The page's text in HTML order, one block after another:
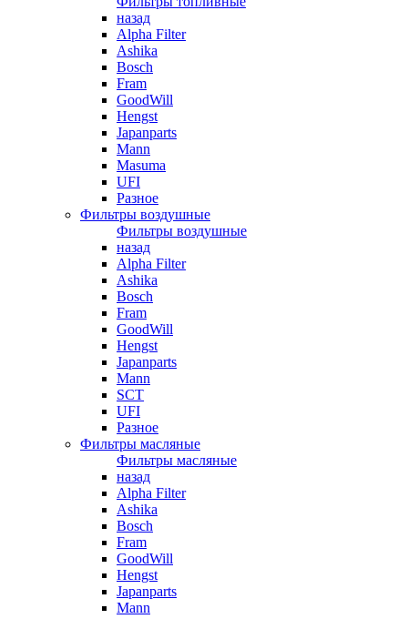
назад
Alpha Filter
Ashika
Bosch
Fram
GoodWill
Hengst
Japanparts
Mann
Masuma
UFI
Разное
Фильтры воздушные
Фильтры воздушные
назад
Alpha Filter
Ashika
Bosch
Fram
GoodWill
Hengst
Japanparts
Mann
SCT
UFI
Разное
Фильтры масляные
Фильтры масляные
назад
Alpha Filter
Ashika
Bosch
Fram
GoodWill
Hengst
Japanparts
Mann